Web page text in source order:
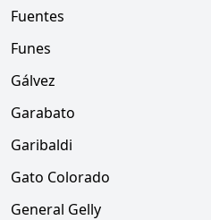
Fuentes
Funes
Gálvez
Garabato
Garibaldi
Gato Colorado
General Gelly